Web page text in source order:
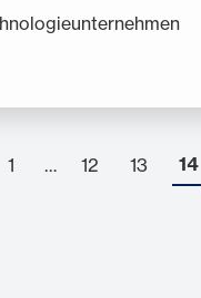
1 … 12 13 14